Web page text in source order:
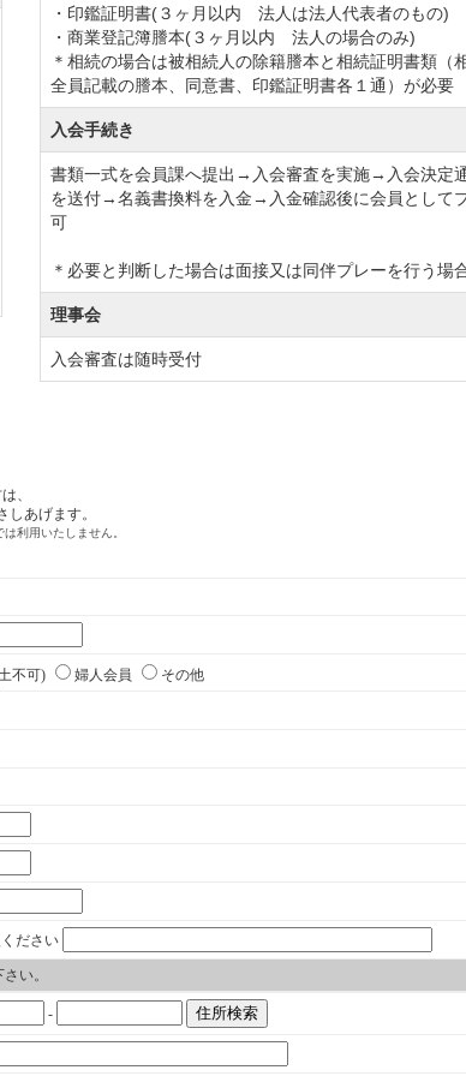
開催しているゴルフクラブになります。
め、メンバー同士の交流も盛んに行われておりま
競技結果などご自宅などで確認することができま
プラン」もメンバー様に好評です。
ら組み合わせ可能な予約サービスも行っており
。
以前より入会しやすい状態になりました。
討ください。
ラブ」
。
・印鑑証明書(３ヶ月以内 法人は法人代表者のもの)
・商業登記簿謄本(３ヶ月以内 法人の場合のみ)
＊相続の場合は被相続人の除籍謄本と相続証明書類（
全員記載の謄本、同意書、印鑑証明書各１通）が必要
入会手続き
書類一式を会員課へ提出→入会審査を実施→入会決定
を送付→名義書換料を入金→入金確認後に会員として
可
＊必要と判断した場合は面接又は同伴プレーを行う場
理事会
入会審査は随時受付